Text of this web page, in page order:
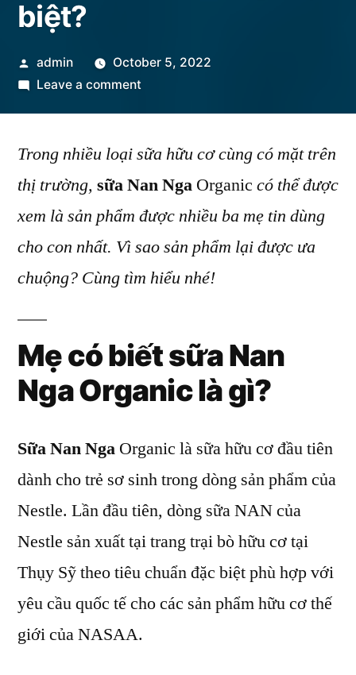
biệt?
Posted
by
admin
October 5, 2022
Leave a commenton
loại
hữu
cơ,
Organic
gì
biệt?
Trong nhiều loại sữa hữu cơ cùng có mặt trên
thị trường, sữa Nan Nga Organic có thể được
xem là sản phẩm được nhiều ba mẹ tin dùng
cho con nhất. Vì sao sản phẩm lại được ưa
chuộng? Cùng tìm hiểu nhé!
Mẹ có biết sữa Nan
Nga Organic là gì?
Sữa Nan Nga Organic là sữa hữu cơ đầu tiên
dành cho trẻ sơ sinh trong dòng sản phẩm của
Nestle. Lần đầu tiên, dòng sữa NAN của
Nestle sản xuất tại trang trại bò hữu cơ tại
Thụy Sỹ theo tiêu chuẩn đặc biệt phù hợp với
yêu cầu quốc tế cho các sản phẩm hữu cơ thế
giới của NASAA.